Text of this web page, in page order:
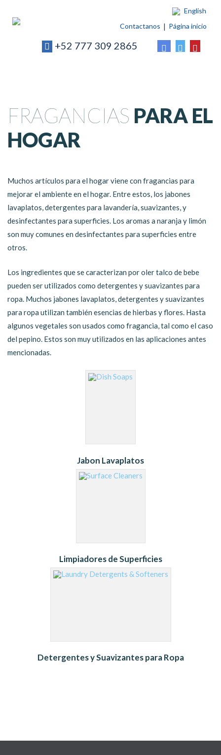
English
Contactanos
Página inicio
+52 777 309 2865
FRAGANCIAS PARA EL
HOGAR
Muchos artículos para el hogar viene con fragancias para
mejorar el ambiente en el hogar. Entre estos, los jabones
lavaplatos, detergentes para lavandería, suavizantes, y
desinfectantes para superficies. Los aromas a naranja y limón
son muy comunes en desinfectantes para superficies entre
otros.
Los ingredientes que se caracterizan por oler talco de bebe
pueden ser utilizados como detergentes y suavizantes para
ropa. Muchos jabones lavaplatos, detergentes y suavizantes
para ropa utilizan también esencias de hierbas y flores. Hasta
algunos vegetales son usados como fragancia, tal como el caso
del pepino. Estos son muy utilizados en las aplicaciones antes
mencionadas.
Jabon Lavaplatos
Limpiadores de Superficies
Detergentes y Suavizantes para Ropa